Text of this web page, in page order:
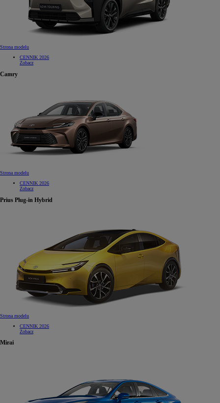
Strona modelu
CENNIK 2026
Zobacz
Camry
Strona modelu
CENNIK 2026
Zobacz
Prius Plug-in Hybrid
Strona modelu
CENNIK 2026
Zobacz
Mirai